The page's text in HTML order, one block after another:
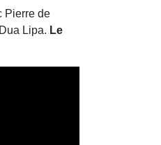
Pierre de
Lipa. Le